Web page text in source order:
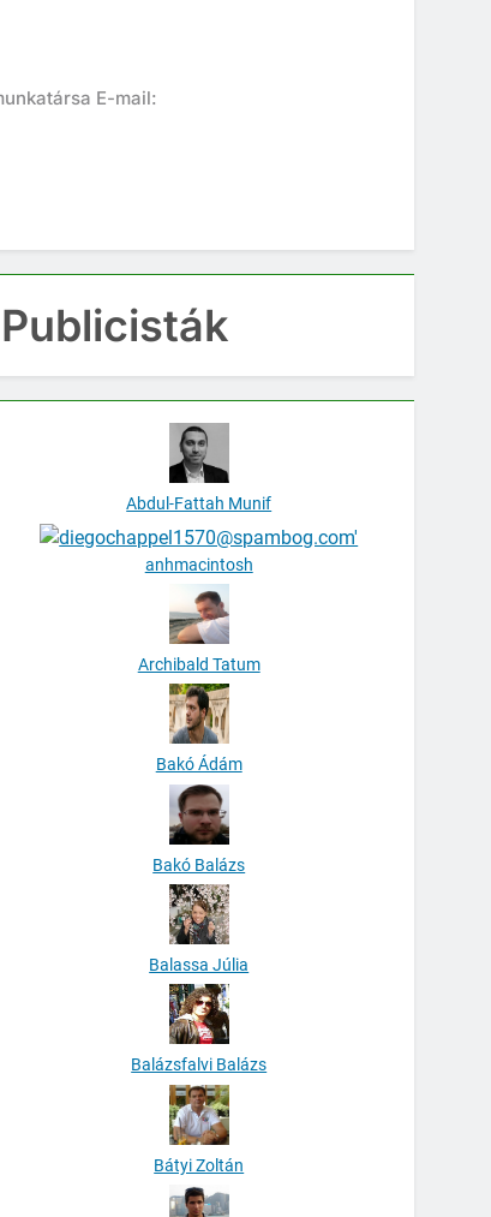
E-mail:
Publicisták
Abdul-Fattah Munif
anhmacintosh
Archibald Tatum
Bakó Ádám
Bakó Balázs
Balassa Júlia
Balázsfalvi Balázs
Bátyi Zoltán